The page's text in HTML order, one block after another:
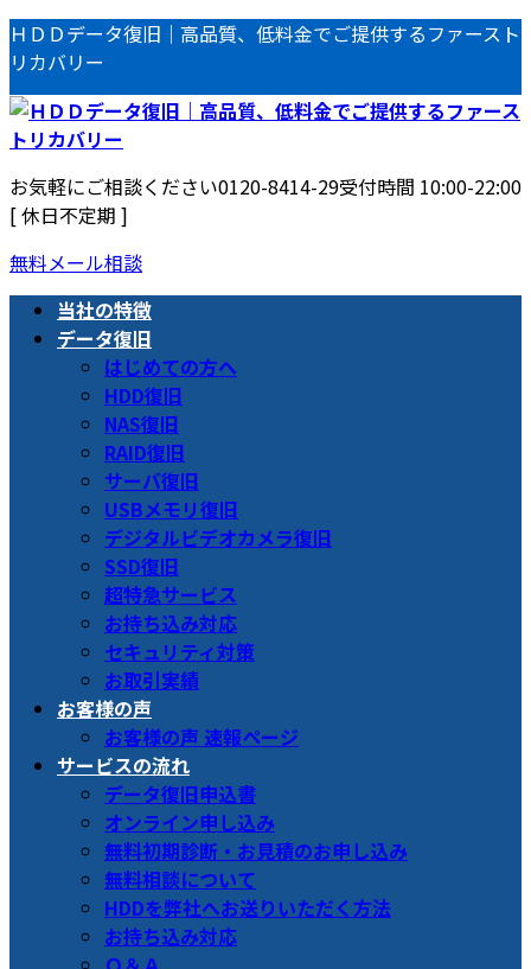
コ
ン
テ
ン
ツ
へ
ス
キ
ッ
プ
ナ
ビ
ゲ
ー
シ
ョ
ン
に
移
動
ＨＤＤデータ復旧｜高品質、低料金でご提供するファースト
リカバリー
お気軽にご相談ください0120-8414-29受付時間 10:00-22:00
[ 休日不定期 ]
無料メール相談
当社の特徴
データ復旧
はじめての方へ
HDD復旧
NAS復旧
RAID復旧
サーバ復旧
USBメモリ復旧
デジタルビデオカメラ復旧
SSD復旧
超特急サービス
お持ち込み対応
セキュリティ対策
お取引実績
お客様の声
お客様の声 速報ページ
サービスの流れ
データ復旧申込書
オンライン申し込み
無料初期診断・お見積のお申し込み
無料相談について
HDDを弊社へお送りいただく方法
お持ち込み対応